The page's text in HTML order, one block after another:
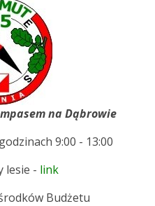
na Dąbrowie
9:00 - 13:00
lesie - link
Budżetu